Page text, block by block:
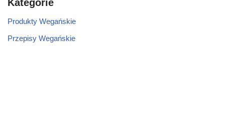
Kategorie
Produkty Wegańskie
Przepisy Wegańskie